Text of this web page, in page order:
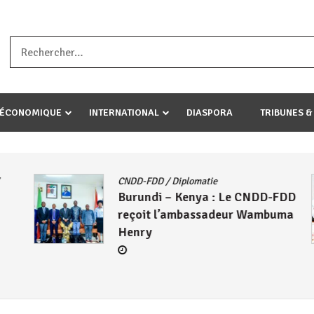
umariye umuryango wawe canke igihugu cakwibarutse
INTERNATIONAL DIASPORA TRIBUNES
FDD
Actualités/East African Community
Politique/Société/UA
Le Président Évariste
Ndayishimiye échange avec